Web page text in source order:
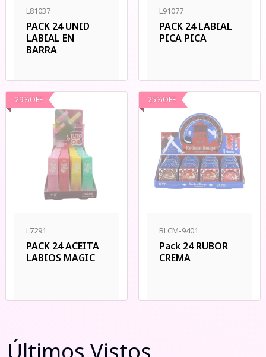
L81037
PACK 24 UNID
LABIAL EN
BARRA
L91077
PACK 24 LABIAL
PICA PICA
29%OFF
L7291
PACK 24 ACEITA
LABIOS MAGIC
25%OFF
BLCM-9401
Pack 24 RUBOR
CREMA